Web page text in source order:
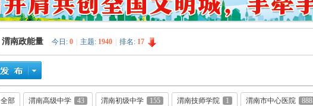
渭南政能量 今日: 0 主题: 1940 排名: 17
全部 渭南高级中学 43 渭南初级中学 155 渭南技师学院 1 渭南市中心医院 888